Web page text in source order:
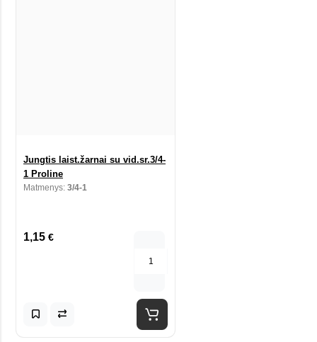
Jungtis laist.žarnai su vid.sr.3/4-
1 Proline
Matmenys: 3/4-1
1,15 €